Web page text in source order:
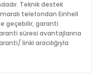
Teknik destek
telefondan Einhell
geçebilir, garanti
süresi avantajlarına
linki aracılığıyla